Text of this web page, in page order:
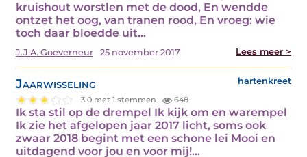
kruishout worstlen met de dood, En wendde
ontzet het oog, van tranen rood, En vroeg: wie
toch daar bloedde uit…
J.J.A. Goeverneur 25 november 2017 Lees meer >
Jaarwisseling hartenkreet
3.0 met 1 stemmen 648
Ik sta stil op de drempel Ik kijk om en warempel
Ik zie het afgelopen jaar 2017 licht, soms ook
zwaar 2018 begint met een schone lei Mooi en
uitdagend voor jou en voor mij!…